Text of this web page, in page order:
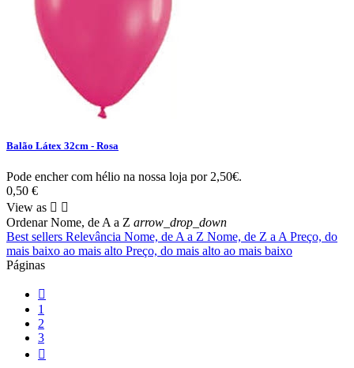
Balão Látex 32cm - Rosa
Pode encher com hélio na nossa loja por 2,50€.
0,50 €
View as  
Ordenar Nome, de A a Z arrow_drop_down
Best sellers Relevância Nome, de A a Z Nome, de Z a A Preço, do
mais baixo ao mais alto Preço, do mais alto ao mais baixo
Páginas

1
2
3
